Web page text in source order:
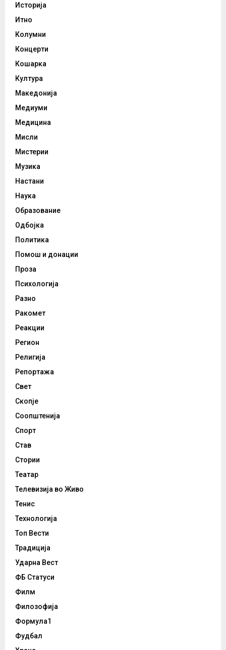
Историја
Итно
Колумни
Концерти
Кошарка
Култура
Македонија
Медиуми
Медицина
Мисли
Мистерии
Музика
Настани
Наука
Образование
Одбојка
Политика
Помош и донации
Проза
Психологија
Разно
Ракомет
Реакции
Регион
Религија
Репортажа
Свет
Скопје
Соопштенија
Спорт
Став
Стории
Театар
Телевизија во Живо
Тенис
Технологија
Топ Вести
Традиција
Ударна Вест
ФБ Статуси
Филм
Филозофија
Формула1
Фудбал